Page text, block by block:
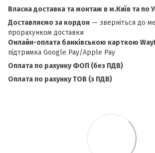
Власна доставка та монтаж в м.Київ та по
Доставляємо за кордон — зверніться до
прорахунком доставки
Онлайн-оплата банківською карткою
підтримка Google Pay/Apple Pay
Оплата по рахунку ФОП (без ПДВ)
Оплата по рахунку ТОВ (з ПДВ)